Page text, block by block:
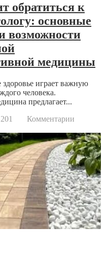
обратиться к
основные
возможности
медицины
здоровье играет важную
человека.
предлагает...
201 Комментарии
Когда
стоит
к
основные
причины
и